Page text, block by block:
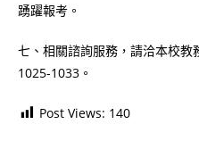
踴躍報考。
七、相關諮詢服務，請洽本校
1025-1033。
Post Views: 140